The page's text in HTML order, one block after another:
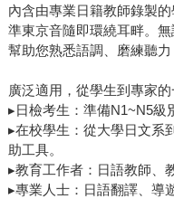
內含由專業日籍教師錄製
準東京音隨即環繞耳畔。
幫助您熟悉語調、磨練聽
廣泛適用，從學生到專家
▸日檢考生：準備N1~N5級
▸在校學生：從大學日文系
助工具。
▸教育工作者：日語教師、
▸專業人士：日語翻譯、導